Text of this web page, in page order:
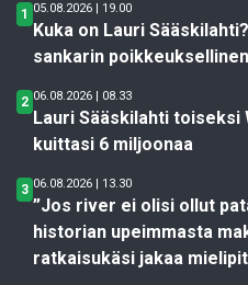
1 05.08.2026 | 19.00
Kuka on Lauri
sankarin
2 06.08.2026 | 08.33
Lauri Sääskilahti toiseksi
kuittasi 6 miljoonaa
3 06.08.2026 | 13.30
”Jos river ei olisi ollut
historian upeimmasta
ratkaisukäsi jakaa